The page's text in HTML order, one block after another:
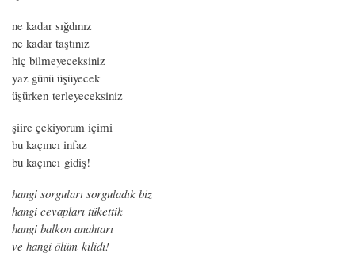
ne kadar sığdınız
ne kadar taştınız
hiç bilmeyeceksiniz
yaz günü üşüyecek
üşürken terleyeceksiniz
şiire çekiyorum içimi
bu kaçıncı infaz
bu kaçıncı gidiş!
hangi sorguları sorguladık biz
hangi cevapları tükettik
hangi balkon anahtarı
ve hangi ölüm kilidi!